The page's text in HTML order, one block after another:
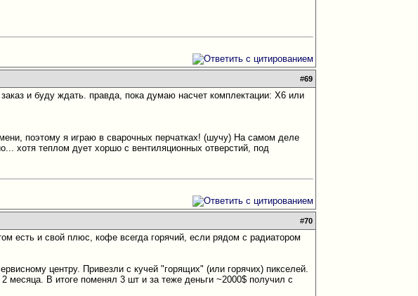
#69
и буду ждать. правда, пока думаю насчет комплектации: Х6 или
поэтому я играю в сварочных перчатках! (шучу) На самом деле
хотя теплом дует хоршо с вентиляционных отверстий, под
#70
есть и свой плюс, кофе всегда горячий, если рядом с радиатором
центру. Привезли с кучей "горящих" (или горячих) пикселей.
В итоге поменял 3 шт и за теже деньги ~2000$ получил с